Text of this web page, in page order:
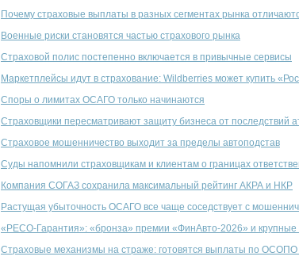
Почему страховые выплаты в разных сегментах рынка
Военные риски становятся частью страхового рынка
Страховой полис постепенно включается в привычные сервисы
Маркетплейсы идут в страхование: Wildberries может купить
Споры о лимитах ОСАГО только начинаются
Страховщики пересматривают защиту бизнеса от последствий
Страховое мошенничество выходит за пределы автоподстав
Суды напомнили страховщикам и клиентам о границах
Компания СОГАЗ сохранила максимальный рейтинг АКРА и НКР
Растущая убыточность ОСАГО все чаще соседствует с
«РЕСО-Гарантия»: «бронза» премии «ФинАвто-2026» и
Страховые механизмы на страже: готовятся выплаты по